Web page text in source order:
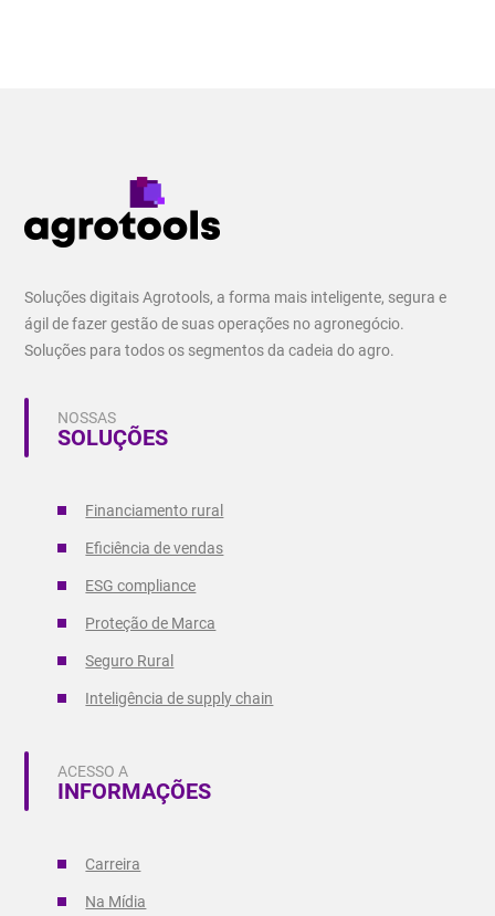
Soluções digitais Agrotools, a forma mais inteligente, segura e
ágil de fazer gestão de suas operações no agronegócio.
Soluções para todos os segmentos da cadeia do agro.
NOSSAS
SOLUÇÕES
Financiamento rural
Eficiência de vendas
ESG compliance
Proteção de Marca
Seguro Rural
Inteligência de supply chain
ACESSO A
INFORMAÇÕES
Carreira
Na Mídia